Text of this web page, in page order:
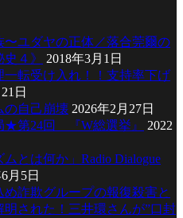
ユダヤの正体／落合莞爾の
４》
2018年3月1日
一転受け入れ！！支持率下げ
日
の自己崩壊 2026年2月27日
★第24回 『W総選挙』
2022
とは何か」Radio Dialogue
月5日
詐欺グループの報復殺害と
された！三井環さんが”口封